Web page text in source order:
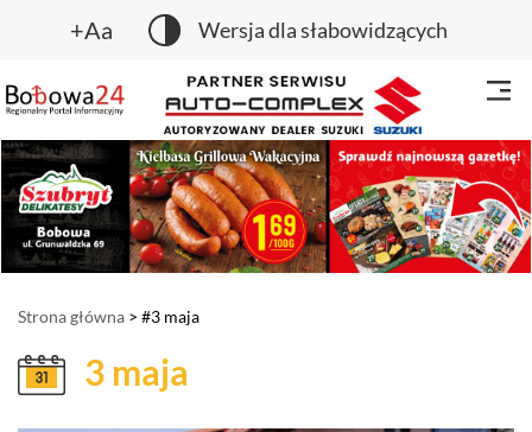
+Aa Wersja dla słabowidzących
Strona główna > #3 maja
3 maja